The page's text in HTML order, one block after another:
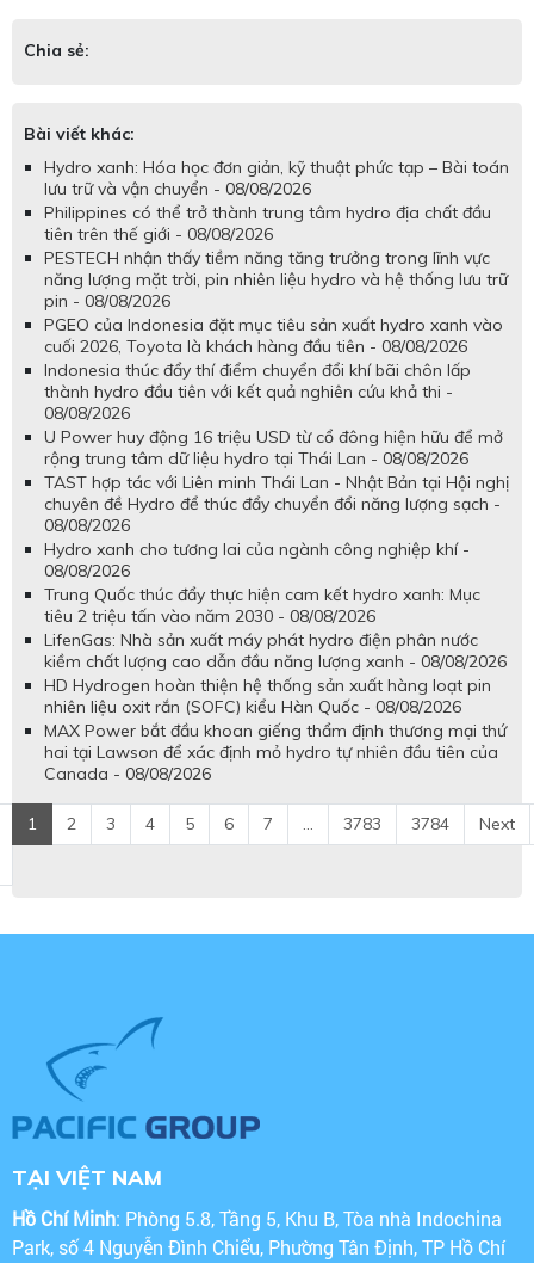
Chia sẻ:
Bài viết khác:
Hydro xanh: Hóa học đơn giản, kỹ thuật phức tạp – Bài toán
lưu trữ và vận chuyển - 08/08/2026
Philippines có thể trở thành trung tâm hydro địa chất đầu
tiên trên thế giới - 08/08/2026
PESTECH nhận thấy tiềm năng tăng trưởng trong lĩnh vực
năng lượng mặt trời, pin nhiên liệu hydro và hệ thống lưu trữ
pin - 08/08/2026
PGEO của Indonesia đặt mục tiêu sản xuất hydro xanh vào
cuối 2026, Toyota là khách hàng đầu tiên - 08/08/2026
Indonesia thúc đẩy thí điểm chuyển đổi khí bãi chôn lấp
thành hydro đầu tiên với kết quả nghiên cứu khả thi -
08/08/2026
U Power huy động 16 triệu USD từ cổ đông hiện hữu để mở
rộng trung tâm dữ liệu hydro tại Thái Lan - 08/08/2026
TAST hợp tác với Liên minh Thái Lan - Nhật Bản tại Hội nghị
chuyên đề Hydro để thúc đẩy chuyển đổi năng lượng sạch -
08/08/2026
Hydro xanh cho tương lai của ngành công nghiệp khí -
08/08/2026
Trung Quốc thúc đẩy thực hiện cam kết hydro xanh: Mục
tiêu 2 triệu tấn vào năm 2030 - 08/08/2026
LifenGas: Nhà sản xuất máy phát hydro điện phân nước
kiềm chất lượng cao dẫn đầu năng lượng xanh - 08/08/2026
HD Hydrogen hoàn thiện hệ thống sản xuất hàng loạt pin
nhiên liệu oxit rắn (SOFC) kiểu Hàn Quốc - 08/08/2026
MAX Power bắt đầu khoan giếng thẩm định thương mại thứ
hai tại Lawson để xác định mỏ hydro tự nhiên đầu tiên của
Canada - 08/08/2026
1 2 3 4 5 6 7 ... 3783 3784 Next
TẠI VIỆT NAM
Hồ Chí Minh: Phòng 5.8, Tầng 5, Khu B, Tòa nhà Indochina
Park, số 4 Nguyễn Đình Chiểu, Phường Tân Định, TP Hồ Chí